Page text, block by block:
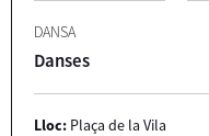
DANSA
Danses
Lloc: Plaça de la Vila